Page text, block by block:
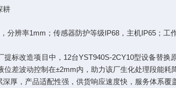
耕
，分辨率1mm；传感器防护等级IP68，主机IP65；
提标改造项目中，12台YST940S-2CY10型设备替
位差波动控制在±2mm内，助力该厂生化处理段能
深厚，产品适配性强，供货响应速度快，服务体系